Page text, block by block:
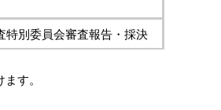
特別委員会審査報告・採決
す。